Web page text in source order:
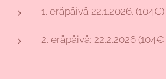
1. eräpäivä 22.1.2026. (104€).
2. eräpäivä: 22.2.2026 (104€